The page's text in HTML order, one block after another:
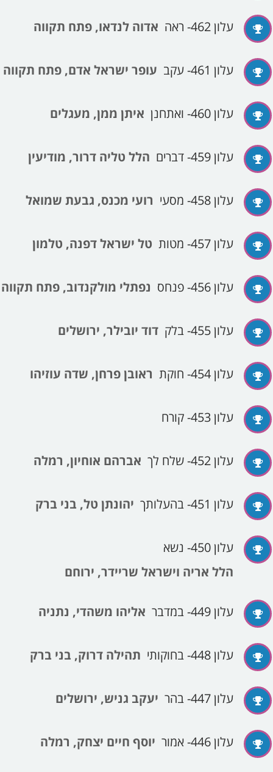
עלון 462- ראה אדוה לנדאו, פתח תקווה
עלון 461- עקב עופר ישראל אדם, פתח תקווה
עלון 460- ואתחנן איתן ממן, מעגלים
עלון 459- דברים הלל טליה דרור, מודיעין
עלון 458- מסעי רועי מכנס, גבעת שמואל
עלון 457- מטות טל ישראל דפנה, טלמון
עלון 456- פנחס נפתלי מולקנדוב, פתח תקווה
עלון 455- בלק דוד יובילר, ירושלים
עלון 454- חוקת ראובן פרחן, שדה עוזיהו
עלון 453- קורח
עלון 452- שלח לך אברהם אוחיון, רמלה
עלון 451- בהעלותך יהונתן טל, בני ברק
עלון 450- נשא
הלל אריה וישראל שריידר, ירוחם
עלון 449- במדבר אליהו משהדי, נתניה
עלון 448- בחוקותי תהילה דרוק, בני ברק
עלון 447- בהר יעקב גניש, ירושלים
עלון 446- אמור יוסף חיים יצחק, רמלה